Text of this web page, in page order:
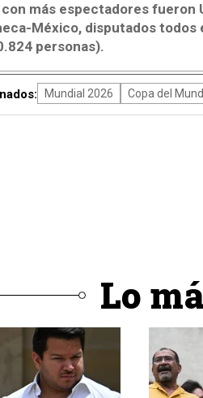
más espectadores
México, disputados
personas).
Mundial 2026 Copa del
Lo